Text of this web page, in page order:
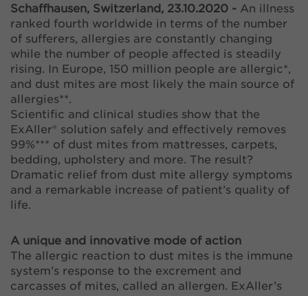
Schaffhausen, Switzerland, 23.10.2020 - An illness
ranked fourth worldwide in terms of the number
of sufferers, allergies are constantly changing
while the number of people affected is steadily
rising. In Europe, 150 million people are allergic*,
and dust mites are most likely the main source of
allergies**.
Scientific and clinical studies show that the
ExAller® solution safely and effectively removes
99%*** of dust mites from mattresses, carpets,
bedding, upholstery and more. The result?
Dramatic relief from dust mite allergy symptoms
and a remarkable increase of patient’s quality of
life.
A unique and innovative mode of action
The allergic reaction to dust mites is the immune
system’s response to the excrement and
carcasses of mites, called an allergen. ExAller’s